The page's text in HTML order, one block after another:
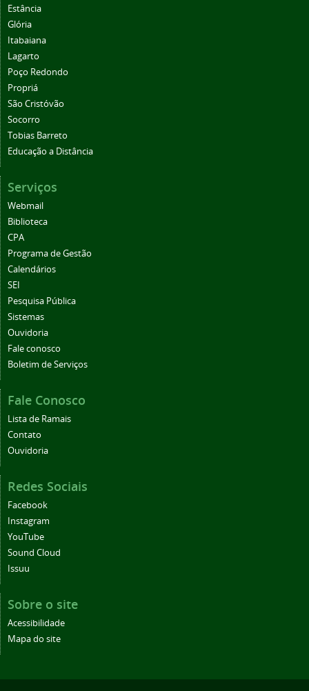
Estância
Glória
Itabaiana
Lagarto
Poço Redondo
Propriá
São Cristóvão
Socorro
Tobias Barreto
Educação a Distância
Serviços
Webmail
Biblioteca
CPA
Programa de Gestão
Calendários
SEI
Pesquisa Pública
Sistemas
Ouvidoria
Fale conosco
Boletim de Serviços
Fale Conosco
Lista de Ramais
Contato
Ouvidoria
Redes Sociais
Facebook
Instagram
YouTube
Sound Cloud
Issuu
Sobre o site
Acessibilidade
Mapa do site